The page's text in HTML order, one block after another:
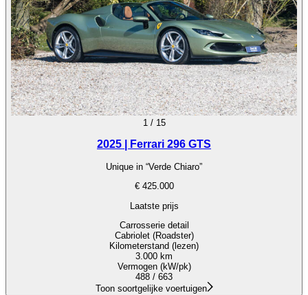
1 / 15
2025 | Ferrari 296 GTS
Unique in “Verde Chiaro”
€ 425.000
Laatste prijs
Carrosserie detail
Cabriolet (Roadster)
Kilometerstand (lezen)
3.000 km
Vermogen (kW/pk)
488 / 663
Toon soortgelijke voertuigen